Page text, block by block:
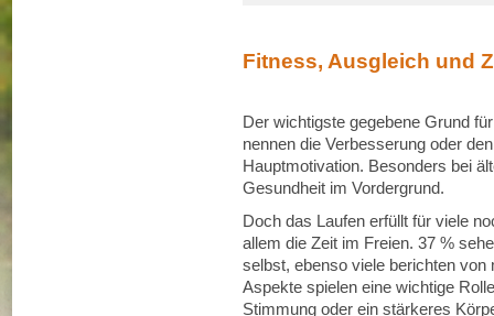
Fitness, Ausgleich und
Der wichtigste gegebene Grund
nennen die Verbesserung oder
Hauptmotivation. Besonders bei
Gesundheit im Vordergrund.
Doch das Laufen erfüllt für viele
allem die Zeit im Freien. 37 %
selbst, ebenso viele berichten von
Aspekte spielen eine wichtige
Stimmung oder ein stärkeres